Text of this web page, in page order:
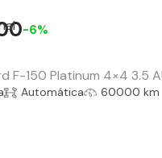
F-150 Platinum 4×4
-6%
Automática 60000 km